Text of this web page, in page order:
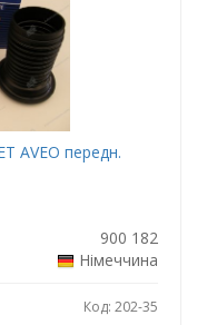
AVEO передн.
900 182
Німеччина
Код: 202-35